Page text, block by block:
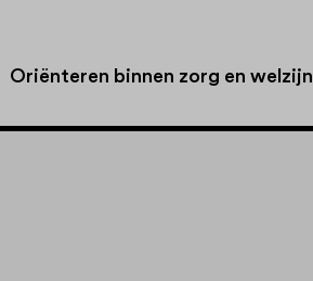
Oriënteren binnen zorg en welzijn